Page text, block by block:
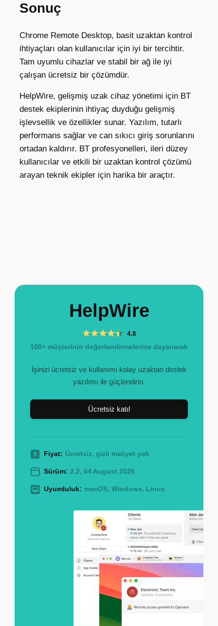
Sonuç
Chrome Remote Desktop, basit uzaktan kontrol
ihtiyaçları olan kullanıcılar için iyi bir tercihtir.
Tam uyumlu cihazlar ve stabil bir ağ ile iyi
çalışan ücretsiz bir çözümdür.
HelpWire, gelişmiş uzak cihaz yönetimi için BT
destek ekiplerinin ihtiyaç duyduğu gelişmiş
işlevsellik ve özellikler sunar. Yazılım, tutarlı
performans sağlar ve can sıkıcı giriş sorunlarını
ortadan kaldırır. BT profesyonelleri, ileri düzey
kullanıcılar ve etkili bir uzaktan kontrol çözümü
arayan teknik ekipler için harika bir araçtır.
HelpWire
4.8
100+ müşterinin değerlendirmelerine dayanarak
İşinizi ücretsiz ve kullanımı kolay uzaktan destek
yazılımı ile güçlendirin.
Ücretsiz katıl
Fiyat: Ücretsiz, gizli maliyet yok
Sürüm: 2.2, 04 August 2026
Uyumluluk: macOS, Windows, Linux